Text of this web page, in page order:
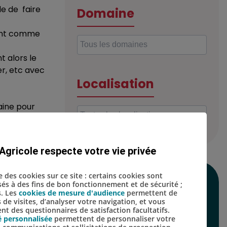
de faire
comme
alors le
etc avec
pour
là pour
Domaine
Localisation
SUIVEZ-NOUS SUR
LES RÉSEAUX
SOCIAUX
respecte votre vie privée
des cookies sur ce site : certains cookies sont
à des fins de bon fonctionnement et de sécurité ;
Les cookies de mesure d'audience permettent de
visites, d’analyser votre navigation, et vous
des questionnaires de satisfaction facultatifs.
personnalisée permettent de personnaliser votre